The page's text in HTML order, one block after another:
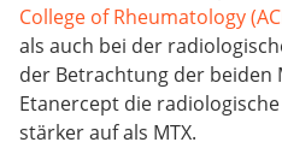
College of Rheumatology
als auch bei der
der Betrachtung der
Etanercept die
stärker auf als MTX.